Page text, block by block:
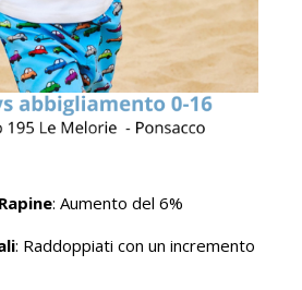
: Aumento del 6%
: Raddoppiati con un incremento